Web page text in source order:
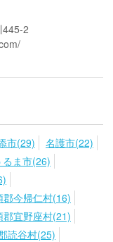
445-2
市(29)
名護市(22)
るま市(26)
郡今帰仁村(16)
郡宜野座村(21)
読谷村(25)